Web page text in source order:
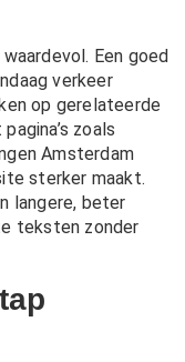
Een goed
verkeer
op gerelateerde
zoals
Amsterdam
sterker maakt.
langere, beter
teksten zonder